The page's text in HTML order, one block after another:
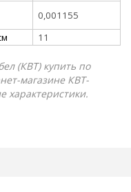
0,001155
11
(КВТ) купить по
магазине КВТ-
характеристики.